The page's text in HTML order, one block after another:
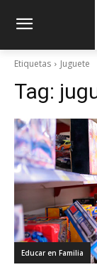
Etiquetas Juguete
Tag:
Educar en Familia